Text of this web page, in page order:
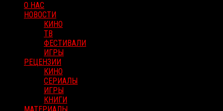
О НАС
НОВОСТИ
КИНО
ТВ
ФЕСТИВАЛИ
ИГРЫ
РЕЦЕНЗИИ
КИНО
СЕРИАЛЫ
ИГРЫ
КНИГИ